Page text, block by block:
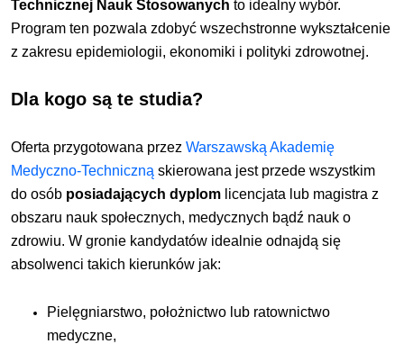
Technicznej Nauk Stosowanychto idealny wybór.
Program ten pozwala zdobyć wszechstronne wykształcenie
z zakresu epidemiologii, ekonomiki i polityki zdrowotnej.
Dla kogo są te studia?
Oferta przygotowana przezWarszawską Akademię
Medyczno-Techniczną skierowana jest przede wszystkim
do osób posiadających dyplom licencjata lub magistra z
obszaru nauk społecznych, medycznych bądź nauk o
zdrowiu. W gronie kandydatów idealnie odnajdą się
absolwenci takich kierunków jak:
Pielęgniarstwo, położnictwo lub ratownictwo
medyczne,